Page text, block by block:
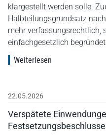
klargestellt werden solle.
Halbteilungsgrundsatz
mehr verfassungsrechtlich,
einfachgesetzlich begründet.
Weiterlesen
22.05.2026
Verspätete